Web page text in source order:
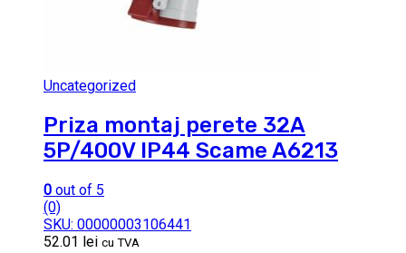
Uncategorized
Priza montaj perete 32A
5P/400V IP44 Scame A6213
0 out of 5
(0)
SKU: 00000003106441
52.01 lei cu TVA